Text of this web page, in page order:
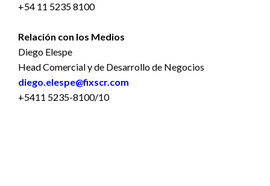
+54 11 5235 8100
Relación con los Medios
Diego Elespe
Head Comercial y de Desarrollo de Negocios
diego.elespe@fixscr.com
+5411 5235-8100/10